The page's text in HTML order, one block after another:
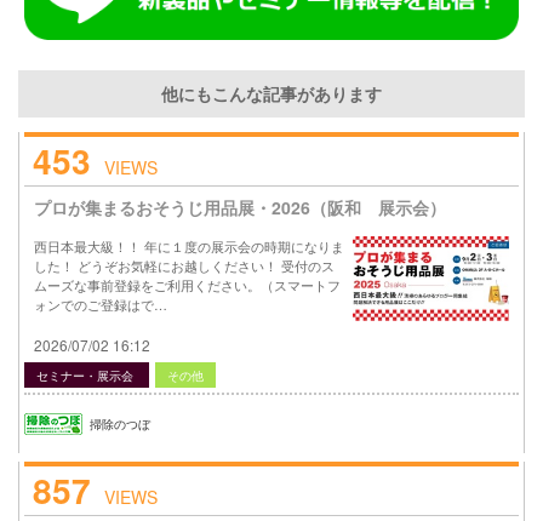
他にもこんな記事があります
453 VIEWS
プロが集まるおそうじ用品展・2026（阪和 展示会）
西日本最大級！！ 年に１度の展示会の時期になりま
した！ どうぞお気軽にお越しください！ 受付のス
ムーズな事前登録をご利用ください。（スマートフ
ォンでのご登録はで…
2026/07/02 16:12
セミナー・展示会 その他
掃除のつぼ
857 VIEWS